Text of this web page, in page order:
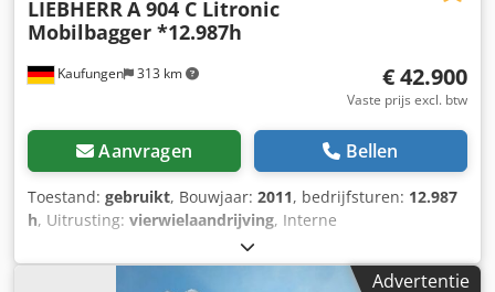
Kaufungen 313 km
LIEBHERRA 904 C Litronic
Mobilbagger *12.987h
€ 42.900
Vaste prijs excl. btw
Aanvragen Bellen
Toestand: gebruikt, Bouwjaar: 2011, bedrijfsturen: 12.987
h, Uitrusting: vierwielaandrijving, Interne
voertuignummer: MK300045 Per direct beschikbaar op ons
terrein in Kaufungen. Meer informatie vindt u hier: ? Luis
Advertentie